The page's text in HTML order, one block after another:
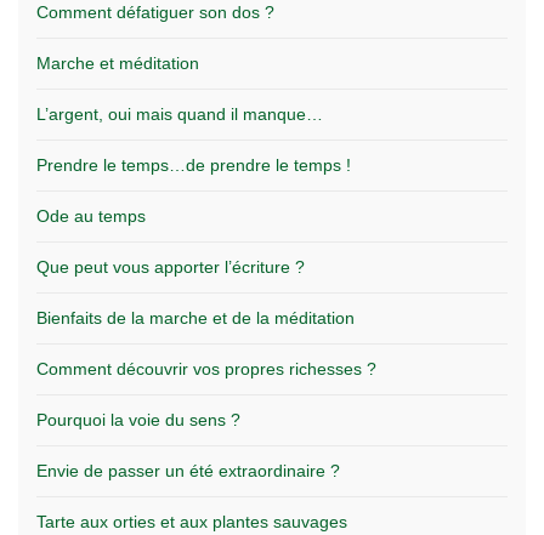
Comment défatiguer son dos ?
Marche et méditation
L’argent, oui mais quand il manque…
Prendre le temps…de prendre le temps !
Ode au temps
Que peut vous apporter l’écriture ?
Bienfaits de la marche et de la méditation
Comment découvrir vos propres richesses ?
Pourquoi la voie du sens ?
Envie de passer un été extraordinaire ?
Tarte aux orties et aux plantes sauvages